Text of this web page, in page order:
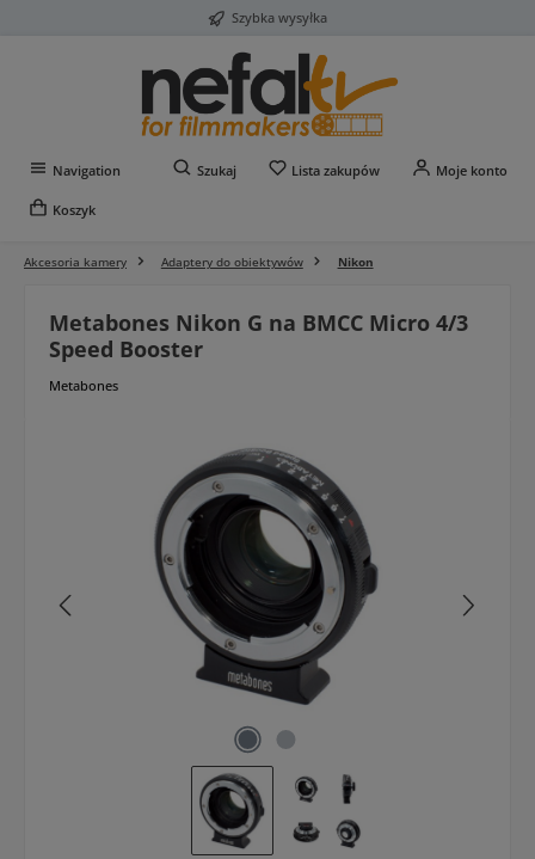
Szybka wysyłka
Navigation Szukaj Lista zakupówMasz 0 przedmioty na
Moje konto
Koszyk
Akcesoria kamery Adaptery do obiektywów Nikon
Metabones Nikon G na BMCC Micro 4/3
Speed Booster
Metabones